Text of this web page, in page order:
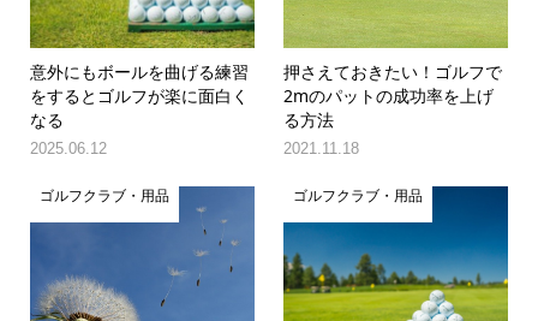
意外にもボールを曲げる練習
をするとゴルフが楽に面白く
なる
2025.06.12
押さえておきたい！ゴルフで
2mのパットの成功率を上げ
る方法
2021.11.18
ゴルフクラブ・用品 ゴルフクラブ・用品